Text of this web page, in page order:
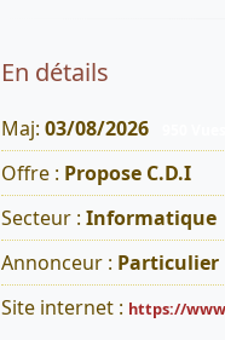
En détails
Maj: 03/08/2026
Offre : Propose C.D.I
Secteur : Informatique
Annonceur : Particulier
Site internet : https://